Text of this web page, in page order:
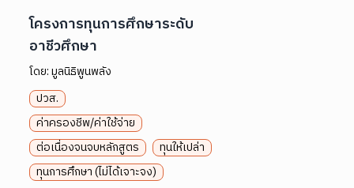
โครงการทุนการศึกษาระดับ
อาชีวศึกษา
โดย:มูลนิธิพูนพลัง
ปวส.
ค่าครองชีพ/ค่าใช้จ่าย
ต่อเนื่องจนจบหลักสูตร
ทุนให้เปล่า
ทุนการศึกษา (ไม่ได้เจาะจง)